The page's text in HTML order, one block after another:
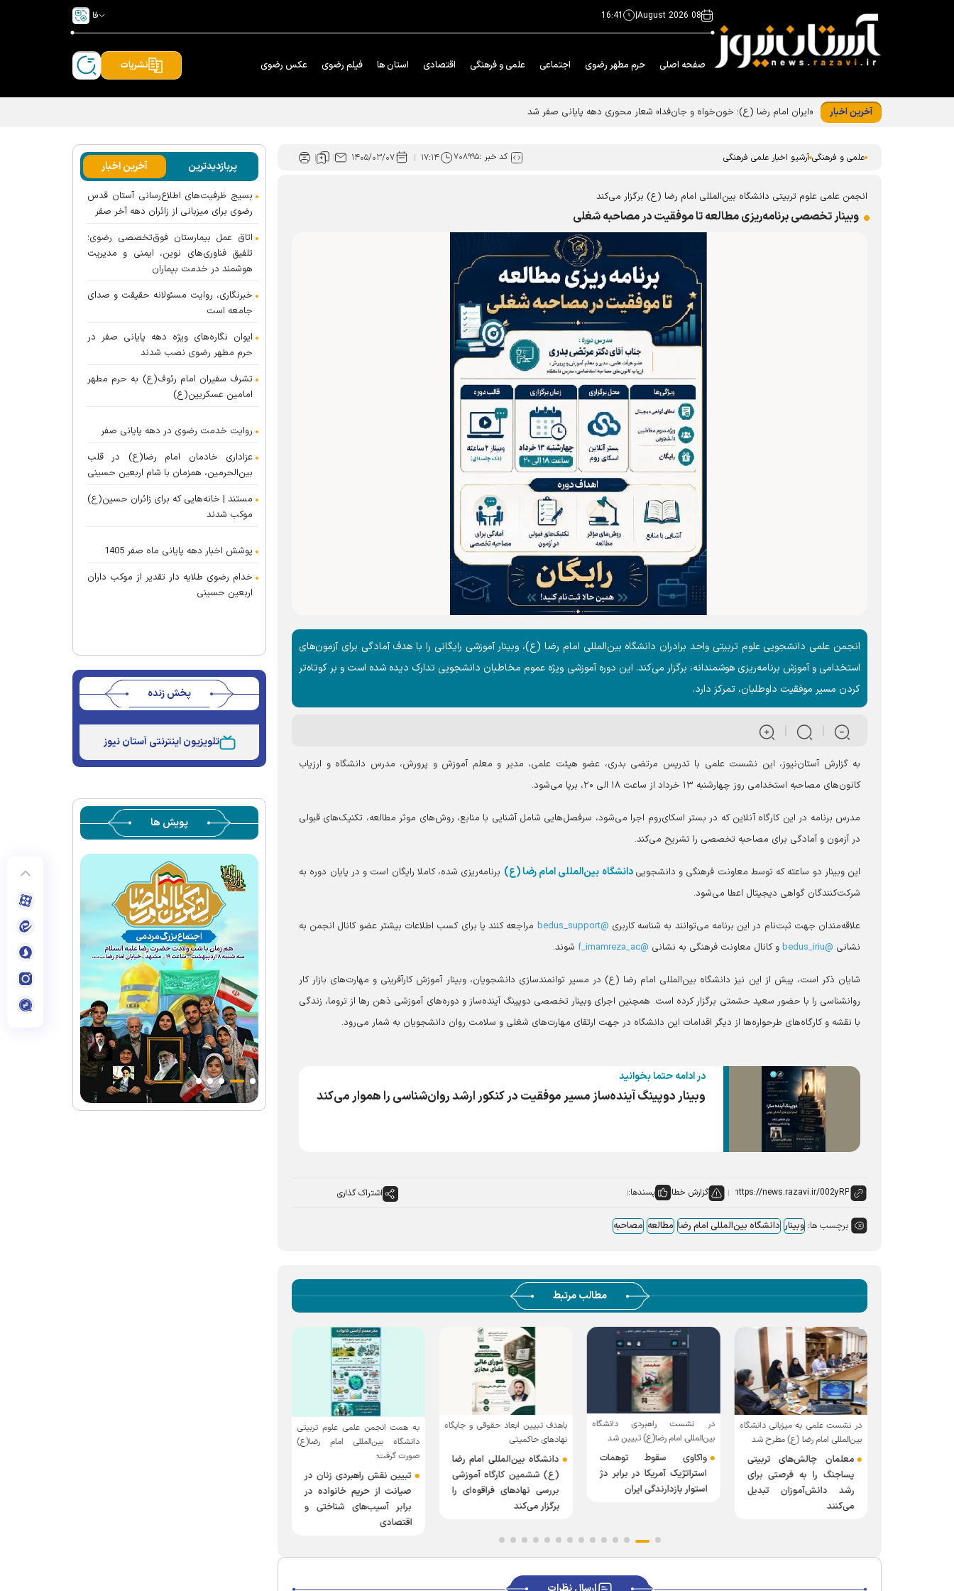
08 August 2026
|
16:41 فا
صفحه اصلی حرم مطهر رضوی اجتماعی علمی و فرهنگی اقتصادی استان ها فیلم رضوی عکس رضوی نشریات
آخرین اخبار
علمی و فرهنگی آرشیو اخبار علمی فرهنگی کد خبر :۷۰۸۹۹۵ ۱۷:۱۴ ۱۴۰۵/۰۳/۰۷
انجمن علمی علوم تربیتی دانشگاه بین‌المللی امام رضا (ع) برگزار می‌کند
وبینار تخصصی برنامه‌ریزی مطالعه تا موفقیت در مصاحبه شغلی
انجمن علمی دانشجویی علوم تربیتی واحد برادران دانشگاه بین‌المللی امام رضا (ع)، وبینار آموزشی رایگانی را با هدف آمادگی برای آزمون‌های
استخدامی و آموزش برنامه‌ریزی هوشمندانه، برگزار می‌کند. این دوره آموزشی ویژه عموم مخاطبان دانشجویی تدارک دیده شده است و بر کوتاه‌تر
کردن مسیر موفقیت داوطلبان، تمرکز دارد.
به گزارش آستان‌نیوز، این نشست علمی با تدریس مرتضی بدری، عضو هیئت علمی، مدیر و معلم آموزش و پرورش، مدرس دانشگاه و ارزیاب
کانون‌های مصاحبه استخدامی روز چهارشنبه ۱۳ خرداد از ساعت ۱۸ الی ۲۰، برپا می‌شود.
مدرس برنامه در این کارگاه آنلاین که در بستر اسکای‌روم اجرا می‌شود، سرفصل‌هایی شامل آشنایی با منابع، روش‌های موثر مطالعه، تکنیک‌های قبولی
در آزمون و آمادگی برای مصاحبه تخصصی را تشریح می‌کند.
این وبینار دو ساعته که توسط معاونت فرهنگی و دانشجویی دانشگاه بین‌المللی امام رضا (ع) برنامه‌ریزی شده، کاملا رایگان است و در پایان دوره به
شرکت‌کنندگان گواهی دیجیتال اعطا می‌شود.
علاقه‌مندان جهت ثبت‌نام در این برنامه می‌توانند به شناسه کاربری @bedus_support
مراجعه کنند یا برای کسب اطلاعات بیشتر عضو کانال انجمن به
نشانی @bedus_iriu و کانال معاونت فرهنگی به نشانی @f_imamreza_ac شوند.
شایان ذکر است، پیش از این نیز دانشگاه بین‌المللی امام رضا (ع) در مسیر توانمندسازی دانشجویان، وبینار آموزش کارآفرینی و مهارت‌های بازار کار
روانشناسی را با حضور سعید حشمتی برگزار کرده است. همچنین اجرای وبینار تخصصی دوپینگ آینده‌ساز و دوره‌های آموزشی ذهن رها از تروما، زندگی
با نقشه و کارگاه‌های طرحواره‌ها از دیگر اقدامات این دانشگاه در جهت ارتقای مهارت‌های شغلی و سلامت روان دانشجویان به شمار می‌رود.
در ادامه حتما بخوانید
وبینار دوپینگ آینده‌ساز مسیر موفقیت در کنکور ارشد روان‌شناسی را هموار می‌کند
گزارش خطا پسندها: اشتراک گذاری
برچسب ها: وبینار دانشگاه بین‌المللی امام رضا مطالعه مصاحبه
مطالب مرتبط
در نشست علمی به میزبانی دانشگاه
بین‌المللی امام رضا (ع) مطرح شد
معلمان چالش‌های تربیتی
پسا‌جنگ را به فرصتی برای
رشد دانش‌آموزان تبدیل
می‌کنند
در نشست راهبردی دانشگاه
بین‌المللی امام رضا(ع) تبیین شد
واکاوی سقوط توهمات
استراتژیک آمریکا در برابر دژ
استوار بازدارندگی ایران
باهدف تبیین ابعاد حقوقی و جایگاه
نهاد‌های حاکمیتی
دانشگاه بین‌المللی امام رضا
(ع) ششمین کارگاه آموزشی
بررسی نهاد‌های فراقوه‌ای را
برگزار می‌کند
به همت انجمن علمی علوم تربیتی
دانشگاه بین‌المللی امام رضا(ع)
صورت گرفت؛
تبیین نقش راهبردی زنان در
صیانت از حریم خانواده در
برابر آسیب‌های شناختی و
اقتصادی
پربازدیدترین آخرین اخبار
بسیج ظرفیت‌های اطلاع‌رسانی آستان قدس
رضوی برای میزبانی از زائران دهه آخر صفر
اتاق عمل بیمارستان فوق‌تخصصی رضوی؛
تلفیق فناوری‌های نوین، ایمنی و مدیریت
هوشمند در خدمت بیماران
خبرنگاری، روایت مسئولانه حقیقت و صدای
جامعه است
ایوان نگاره‌های ویژه دهه پایانی صفر در
حرم مطهر رضوی نصب شدند
تشرف سفیران امام رئوف(ع) به حرم مطهر
امامین عسکریین(ع)
روایت خدمت رضوی در دهه پایانی صفر
عزاداری خادمان امام رضا(ع) در قلب
بین‌الحرمین، همزمان با شام اربعین حسینی
مستند | خانه‌هایی که برای زائران حسین(ع)
موکب شدند
پوشش اخبار دهه پایانی ماه صفر 1405
خدام رضوی طلایه دار تقدیر از موکب داران
اربعین حسینی
پخش زنده
تلویزیون اینترنتی آستان نیوز
پویش ها